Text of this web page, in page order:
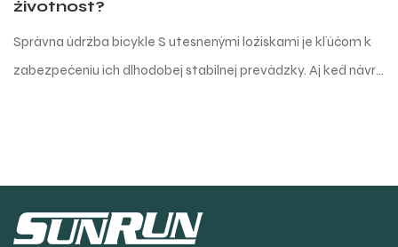
stabilnej prevádzky. Aj keď návrh
nevyhnutnou súčasťou
veľkú zodpovednosť za